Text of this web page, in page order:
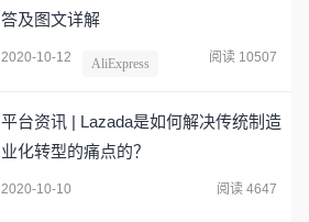
答及图文详解
2020-10-12 AliExpress 阅读 10507
平台资讯 | Lazada是如何解决传统制造
业化转型的痛点的？
2020-10-10 阅读 4647